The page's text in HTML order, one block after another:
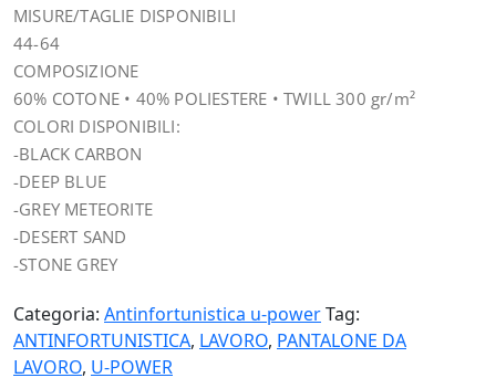
MISURE/TAGLIE DISPONIBILI
44-64
COMPOSIZIONE
60% COTONE • 40% POLIESTERE • TWILL 300 gr/m²
COLORI DISPONIBILI:
-BLACK CARBON
-DEEP BLUE
-GREY METEORITE
-DESERT SAND
-STONE GREY
Categoria: Antinfortunistica u-powerTag:
ANTINFORTUNISTICA, LAVORO, PANTALONE DA
LAVORO, U-POWER